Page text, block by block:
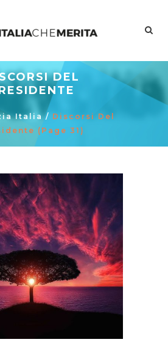
DEL
Italia/ Discorsi Del
(Page 31)